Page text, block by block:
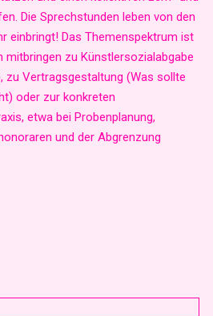
Die Sprechstunden leben von den
einbringt! Das Themenspektrum ist
mitbringen zu Künstlersozialabgabe
zu Vertragsgestaltung (Was sollte
oder zur konkreten
etwa bei Probenplanung,
und der Abgrenzung